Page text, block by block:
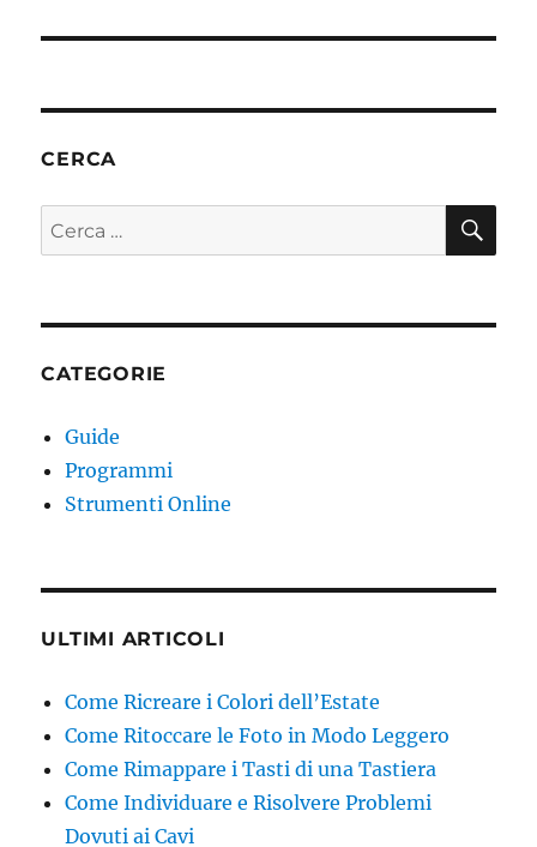
CERCA
Cerca:
CATEGORIE
Guide
Programmi
Strumenti Online
ULTIMI ARTICOLI
Come Ricreare i Colori dell’Estate
Come Ritoccare le Foto in Modo Leggero
Come Rimappare i Tasti di una Tastiera
Come Individuare e Risolvere Problemi
Dovuti ai Cavi